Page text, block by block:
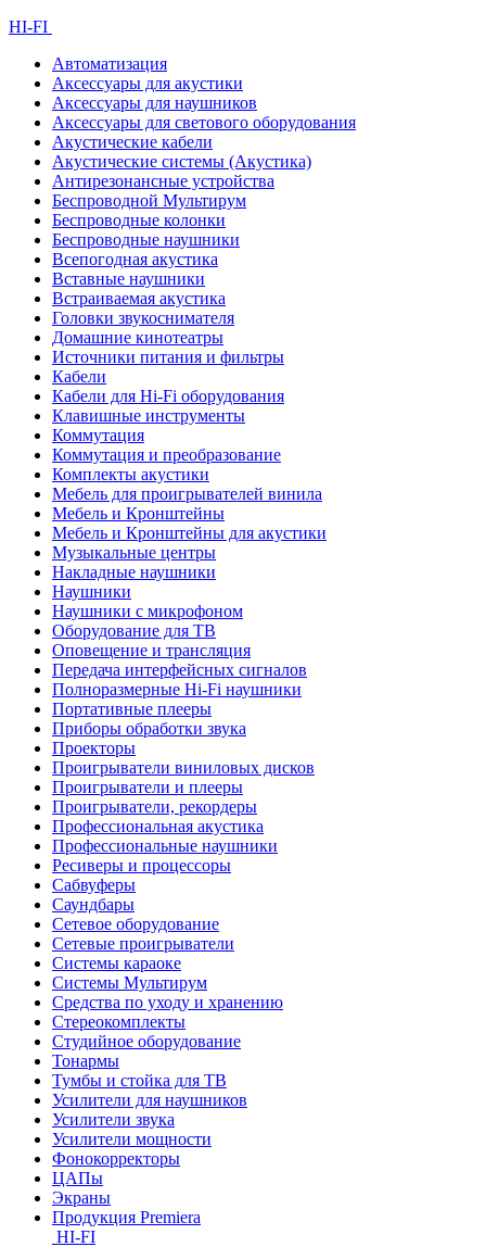
HI-FI
Автоматизация
Аксессуары для акустики
Аксессуары для наушников
Аксессуары для светового оборудования
Акустические кабели
Акустические системы (Акустика)
Антирезонансные устройства
Беспроводной Мультирум
Беспроводные колонки
Беспроводные наушники
Всепогодная акустика
Вставные наушники
Встраиваемая акустика
Головки звукоснимателя
Домашние кинотеатры
Источники питания и фильтры
Кабели
Кабели для Hi-Fi оборудования
Клавишные инструменты
Коммутация
Коммутация и преобразование
Комплекты акустики
Мебель для проигрывателей винила
Мебель и Кронштейны
Мебель и Кронштейны для акустики
Музыкальные центры
Накладные наушники
Наушники
Наушники с микрофоном
Оборудование для ТВ
Оповещение и трансляция
Передача интерфейсных сигналов
Полноразмерные Hi-Fi наушники
Портативные плееры
Приборы обработки звука
Проекторы
Проигрыватели виниловых дисков
Проигрыватели и плееры
Проигрыватели, рекордеры
Профессиональная акустика
Профессиональные наушники
Ресиверы и процессоры
Сабвуферы
Саундбары
Сетевое оборудование
Сетевые проигрыватели
Системы караоке
Системы Мультирум
Средства по уходу и хранению
Стереокомплекты
Студийное оборудование
Тонармы
Тумбы и стойка для ТВ
Усилители для наушников
Усилители звука
Усилители мощности
Фонокорректоры
ЦАПы
Экраны
Продукция Premiera
HI-FI